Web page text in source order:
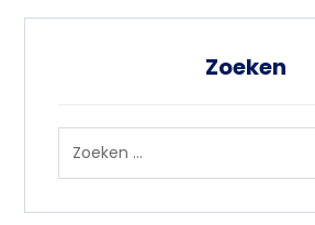
Zoeken